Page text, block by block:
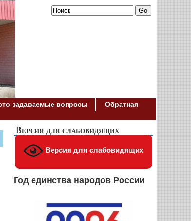
задаваемые вопросы
Обратная
Версия для слабовидящих
Версия для слабовидящих
Год единства народов России